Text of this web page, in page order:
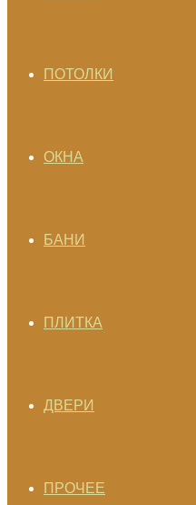
ПОТОЛКИ
ОКНА
БАНИ
ПЛИТКА
ДВЕРИ
ПРОЧЕЕ